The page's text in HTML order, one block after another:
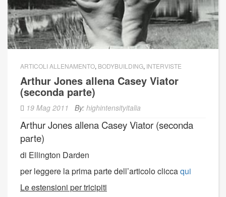
ARTICOLI ALLENAMENTO, BODYBUILDING, INTERVISTE
Arthur Jones allena Casey Viator
(seconda parte)
19 Mag 2011 By: highintensityitalia
Arthur Jones allena Casey Viator (seconda
parte)
di Ellington Darden
per leggere la prima parte dell’articolo cliccaqui
Le estensioni per tricipiti